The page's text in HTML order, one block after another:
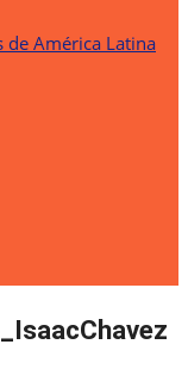
de América Latina